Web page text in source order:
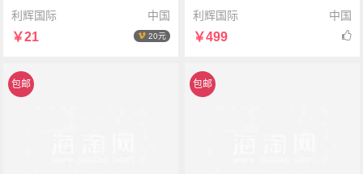
利辉国际
中国
￥21 20元
MB-05男女运动腕表手表
利辉国际 中国
￥499
包邮 包邮